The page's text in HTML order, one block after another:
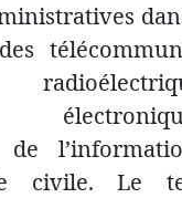
de
civile. Le